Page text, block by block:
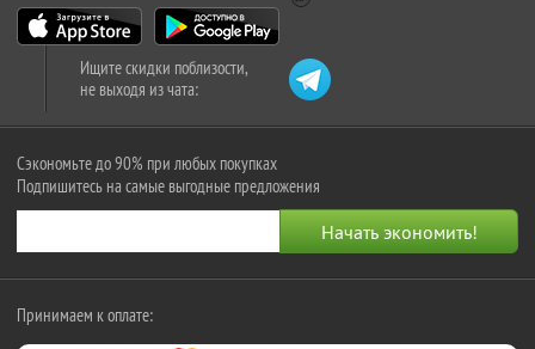
Ищите скидки поблизости,
не выходя из чата:
Сэкономьте до 90% при любых покупках
Подпишитесь на самые выгодные предложения
Принимаем к оплате: